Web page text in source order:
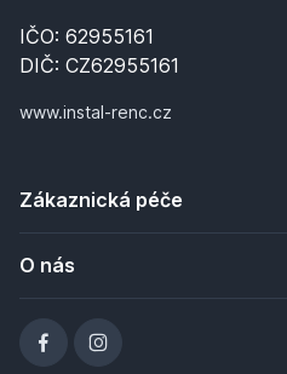
IČO: 62955161
DIČ: CZ62955161
www.instal-renc.cz
Zákaznická péče
O nás